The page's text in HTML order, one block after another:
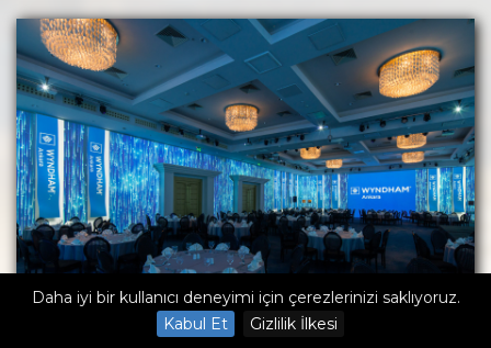
Daha iyi bir kullanıcı deneyimi için çerezlerinizi saklıyoruz.
Kabul Et
Gizlilik İlkesi